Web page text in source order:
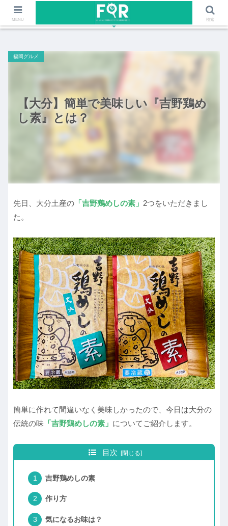
ファッションや福岡のワクワクする情報を発信！！
【大分】簡単で美味しい『吉野鶏め
し素』とは？
福岡グルメ
先日、大分土産の 「吉野鶏めしの素」 2つをいただきまし
た。
簡単に作れて間違いなく美味しかったので、今日は大分の
伝統の味 「吉野鶏めしの素」 についてご紹介します。
目次
吉野鶏めしの素
作り方
気になるお味は？
MENU 検索